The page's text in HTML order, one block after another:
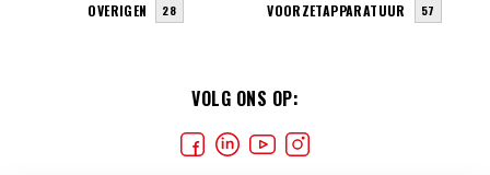
VOLG ONS OP:
OVERIGEN 28 VOORZETAPPARATUUR 57